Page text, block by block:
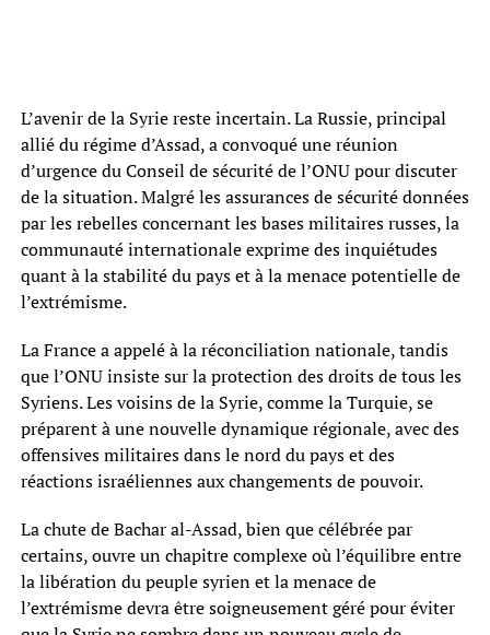
L’avenir de la Syrie reste incertain. La Russie, principal
allié du régime d’Assad, a convoqué une réunion
d’urgence du Conseil de sécurité de l’ONU pour discuter
de la situation. Malgré les assurances de sécurité données
par les rebelles concernant les bases militaires russes, la
communauté internationale exprime des inquiétudes
quant à la stabilité du pays et à la menace potentielle de
l’extrémisme.
La France a appelé à la réconciliation nationale, tandis
que l’ONU insiste sur la protection des droits de tous les
Syriens. Les voisins de la Syrie, comme la Turquie, se
préparent à une nouvelle dynamique régionale, avec des
offensives militaires dans le nord du pays et des
réactions israéliennes aux changements de pouvoir.
La chute de Bachar al-Assad, bien que célébrée par
certains, ouvre un chapitre complexe où l’équilibre entre
la libération du peuple syrien et la menace de
l’extrémisme devra être soigneusement géré pour éviter